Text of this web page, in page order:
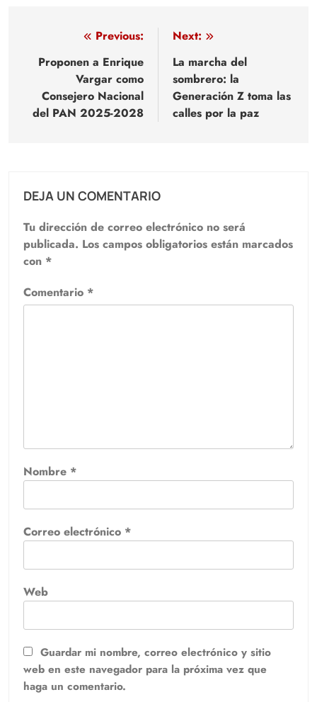
Navegación
de
entradas
Previous:
Proponen a Enrique
Vargar como
Consejero Nacional
del PAN 2025-2028
Next:
La marcha del
sombrero: la
Generación Z toma las
calles por la paz
DEJA UN COMENTARIO
Tu dirección de correo electrónico no será
publicada. Los campos obligatorios están marcados
con *
Comentario *
Nombre *
Correo electrónico *
Web
Guardar mi nombre, correo electrónico y sitio
web en este navegador para la próxima vez que
haga un comentario.